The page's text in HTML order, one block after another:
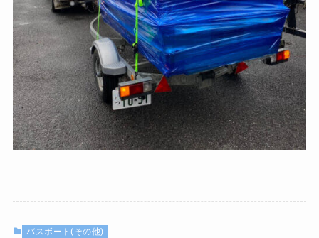
バスボート(その他)